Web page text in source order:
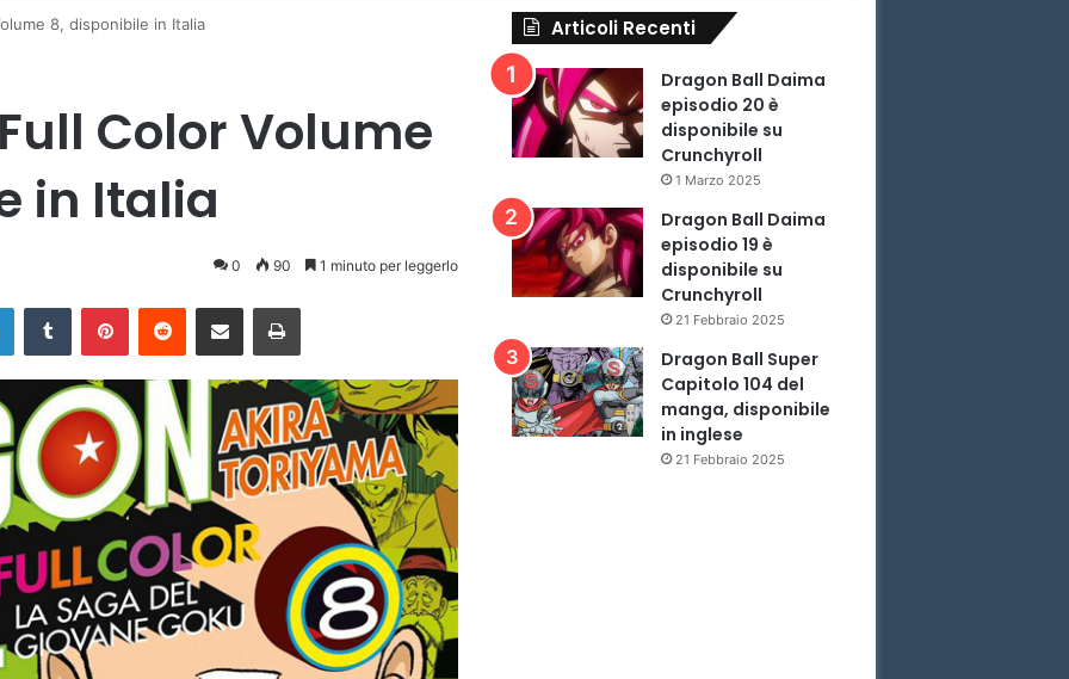
8, disponibile in Italia
Color Volume
in Italia
0 90 1 minuto per leggerlo
Articoli Recenti
Dragon Ball Daima
episodio 20 è
disponibile su
Crunchyroll
1 Marzo 2025
Dragon Ball Daima
episodio 19 è
disponibile su
Crunchyroll
21 Febbraio 2025
Dragon Ball Super
Capitolo 104 del
manga, disponibile
in inglese
21 Febbraio 2025